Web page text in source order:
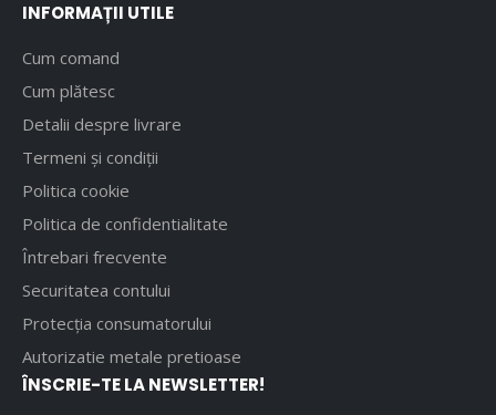
INFORMAȚII UTILE
Cum comand
Cum plătesc
Detalii despre livrare
Termeni și condiții
Politica cookie
Politica de confidentialitate
Întrebari frecvente
Securitatea contului
Protecția consumatorului
Autorizatie metale pretioase
ÎNSCRIE-TE LA NEWSLETTER!